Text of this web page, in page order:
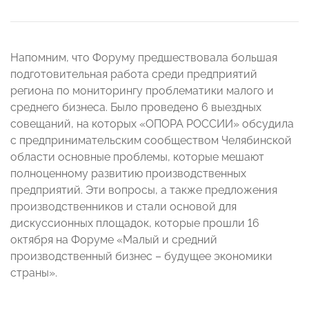
Напомним, что Форуму предшествовала большая
подготовительная работа среди предприятий
региона по мониторингу проблематики малого и
среднего бизнеса. Было проведено 6 выездных
совещаний, на которых «ОПОРА РОССИИ» обсудила
с предпринимательским сообществом Челябинской
области основные проблемы, которые мешают
полноценному развитию производственных
предприятий. Эти вопросы, а также предложения
производственников и стали основой для
дискуссионных площадок, которые прошли 16
октября на Форуме «Малый и средний
производственный бизнес – будущее экономики
страны».